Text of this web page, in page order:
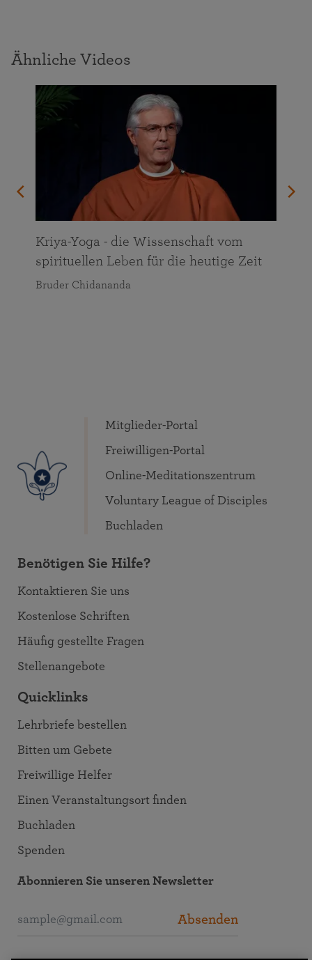
Ähnliche Videos
Kriya-Yoga - die Wissenschaft vom
spirituellen Leben für die heutige Zeit
Bruder Chidananda
Mitglieder-Portal
Freiwilligen-Portal
Online-Meditationszentrum
Voluntary League of Disciples
Buchladen
Benötigen Sie Hilfe?
Kontaktieren Sie uns
Kostenlose Schriften
Häufig gestellte Fragen
Stellenangebote
Quicklinks
Lehrbriefe bestellen
Bitten um Gebete
Freiwillige Helfer
Einen Veranstaltungsort finden
Buchladen
Spenden
Abonnieren Sie unseren Newsletter
Absenden